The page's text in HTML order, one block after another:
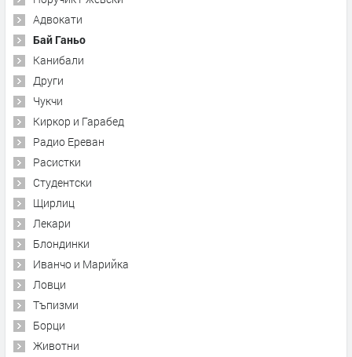
Адвокати
Бай Ганьо
Канибали
Други
Чукчи
Киркор и Гарабед
Радио Ереван
Расистки
Студентски
Щирлиц
Лекари
Блондинки
Иванчо и Марийка
Ловци
Тъпизми
Борци
Животни